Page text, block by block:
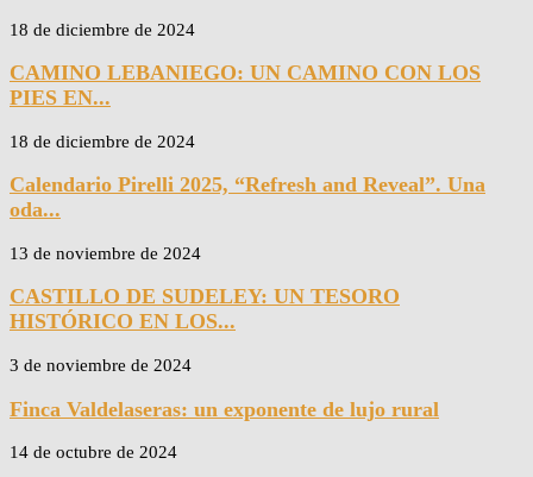
18 de diciembre de 2024
CAMINO LEBANIEGO: UN CAMINO CON LOS
PIES EN...
18 de diciembre de 2024
Calendario Pirelli 2025, “Refresh and Reveal”. Una
oda...
13 de noviembre de 2024
CASTILLO DE SUDELEY: UN TESORO
HISTÓRICO EN LOS...
3 de noviembre de 2024
Finca Valdelaseras: un exponente de lujo rural
14 de octubre de 2024